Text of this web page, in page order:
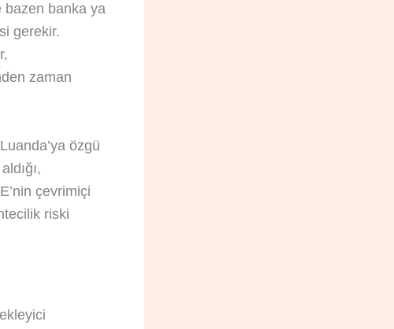
bazen banka ya
gerekir.
zaman
özgü
çevrimiçi
riski